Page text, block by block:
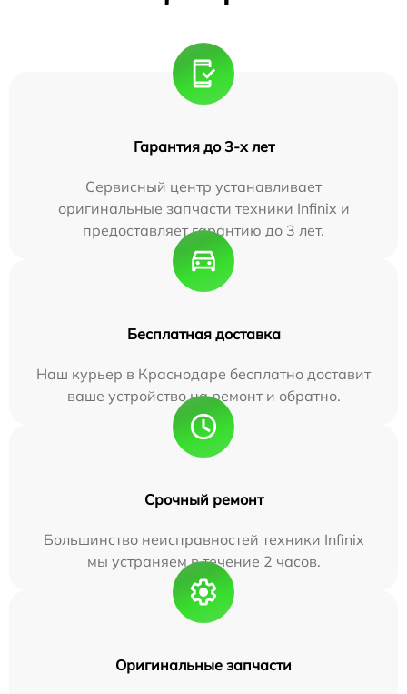
Гарантия до 3-х лет
Сервисный центр устанавливает
оригинальные запчасти техники Infinix и
предоставляет гарантию до 3 лет.
Бесплатная доставка
Наш курьер в Краснодаре бесплатно доставит
ваше устройство на ремонт и обратно.
Срочный ремонт
Большинство неисправностей техники Infinix
мы устраняем в течение 2 часов.
Оригинальные запчасти